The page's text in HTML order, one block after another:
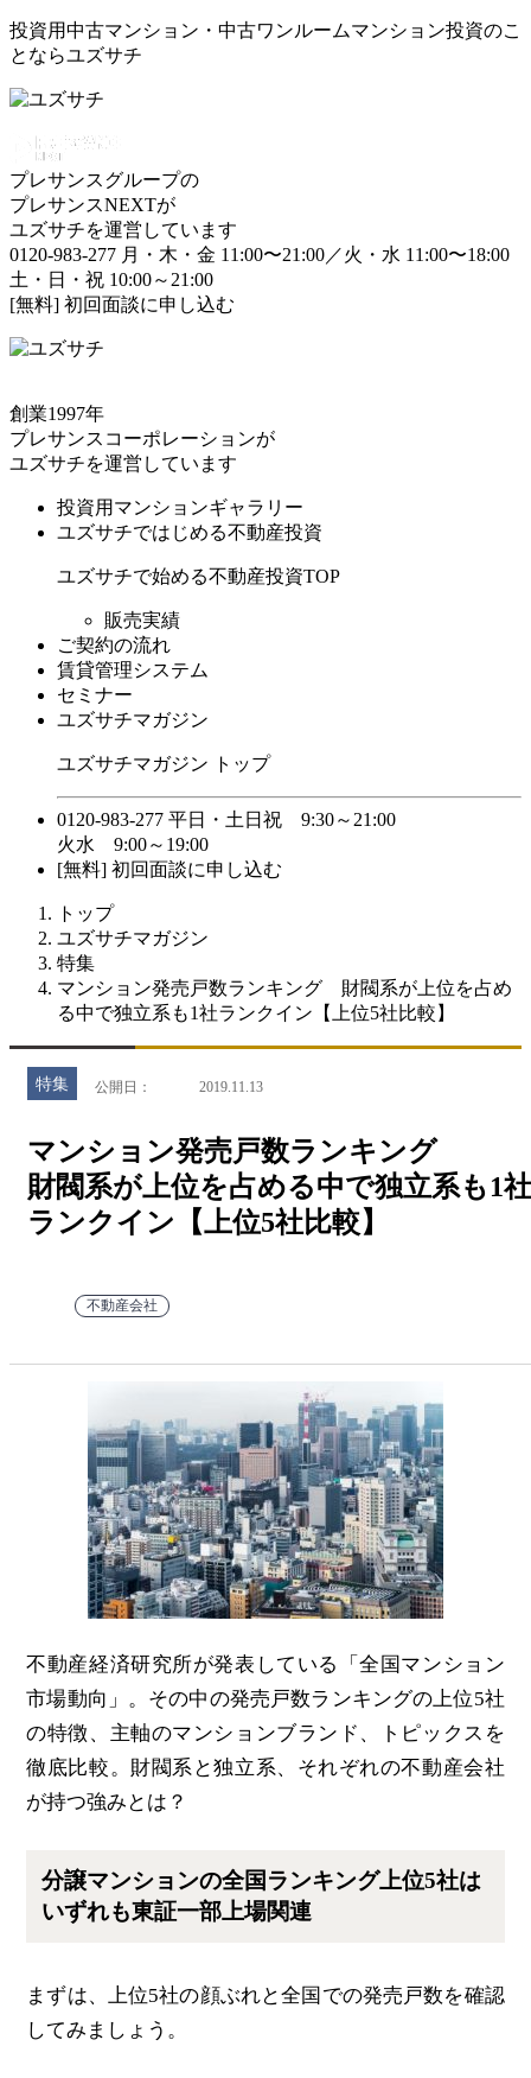
投資用中古マンション・中古ワンルームマンション投資のこ
とならユズサチ
プレサンスグループの
プレサンスNEXTが
ユズサチを運営しています
0120-983-277 月・木・金 11:00〜21:00／火・水 11:00〜18:00
土・日・祝 10:00～21:00
[無料] 初回面談に申し込む
創業1997年
プレサンスコーポレーションが
ユズサチを運営しています
投資用マンションギャラリー
ユズサチではじめる不動産投資
ユズサチで始める不動産投資TOP
販売実績
ご契約の流れ
賃貸管理システム
セミナー
ユズサチマガジン
ユズサチマガジン トップ
0120-983-277 平日・土日祝 9:30～21:00
火水 9:00～19:00
[無料] 初回面談に申し込む
トップ
ユズサチマガジン
特集
マンション発売戸数ランキング 財閥系が上位を占め
る中で独立系も1社ランクイン【上位5社比較】
特集 公開日 2019.11.13
マンション発売戸数ランキング
財閥系が上位を占める中で独立系も1社
ランクイン【上位5社比較】
不動産会社
不動産経済研究所が発表している「全国マンション
市場動向」。その中の発売戸数ランキングの上位5社
の特徴、主軸のマンションブランド、トピックスを
徹底比較。財閥系と独立系、それぞれの不動産会社
が持つ強みとは？
分譲マンションの全国ランキング上位5社は
いずれも東証一部上場関連
まずは、上位5社の顔ぶれと全国での発売戸数を確認
してみましょう。